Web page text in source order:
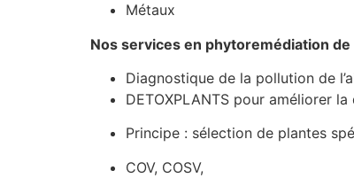
Métaux
Nos services en phytoremédiation de
Diagnostique de la pollution de
DETOXPLANTS pour améliorer
Principe : sélection de plantes
COV, COSV,